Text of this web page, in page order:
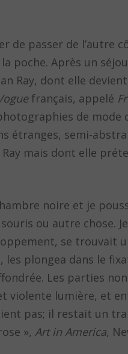
de passer de l’autre
poche. Après un
Ray, dont elle
français, appelé
de mode
étranges, semi-
mais dont elle
noire et je
ou autre chose.
se trouvait
les plongea dans le
Les parties
violente lumière, et
pas; il restait un
», Art in America,